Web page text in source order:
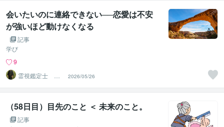
会いたいのに連絡できない──恋愛は不安
が強いほど動けなくなる
記事
学び
9
霊視鑑定士 神
凪
2026/05/26
（58日目）目先のこと ＜ 未来のこと。
記事